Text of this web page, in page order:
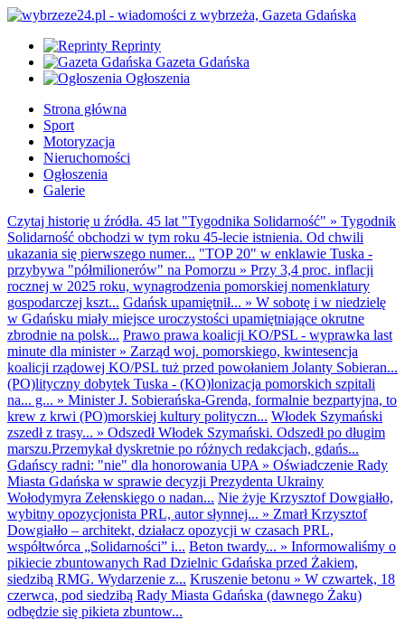
Reprinty
Gazeta Gdańska
Ogłoszenia
Strona główna
Sport
Motoryzacja
Nieruchomości
Ogłoszenia
Galerie
Czytaj historię u źródła. 45 lat "Tygodnika Solidarność" » Tygodnik
Solidarność obchodzi w tym roku 45-lecie istnienia. Od chwili
ukazania się pierwszego numer... "TOP 20" w enklawie Tuska -
przybywa "półmilionerów" na Pomorzu » Przy 3,4 proc. inflacji
rocznej w 2025 roku, wynagrodzenia pomorskiej nomenklatury
gospodarczej kszt... Gdańsk upamiętnił... » W sobotę i w niedzielę
w Gdańsku miały miejsce uroczystości upamiętniające okrutne
zbrodnie na polsk... Prawo prawa koalicji KO/PSL - wyprawka last
minute dla minister» Zarząd woj. pomorskiego, kwintesencja
koalicji rządowej KO/PSL tuż przed powołaniem Jolanty Sobieran...
(PO)lityczny dobytek Tuska - (KO)lonizacja pomorskich szpitali
na... g... » Minister J. Sobierańska-Grenda, formalnie bezpartyjna, to
krew z krwi (PO)morskiej kultury polityczn... Włodek Szymański
zszedł z trasy... » Odszedł Włodek Szymański. Odszedł po długim
marszu.Przemykał dyskretnie po różnych redakcjach, gdańs...
Gdańscy radni: "nie" dla honorowania UPA » Oświadczenie Rady
Miasta Gdańska w sprawie decyzji Prezydenta Ukrainy
Wołodymyra Zełenskiego o nadan... Nie żyje Krzysztof Dowgiałło,
wybitny opozycjonista PRL, autor słynnej... » Zmarł Krzysztof
Dowgiałło – architekt, działacz opozycji w czasach PRL,
współtwórca „Solidarności” i... Beton twardy... » Informowaliśmy o
pikiecie zbuntowanych Rad Dzielnic Gdańska przed Żakiem,
siedzibą RMG. Wydarzenie z... Kruszenie betonu » W czwartek, 18
czerwca, pod siedzibą Rady Miasta Gdańska (dawnego Żaku)
odbędzie się pikieta zbuntow...